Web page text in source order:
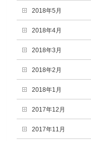
2018年5月
2018年4月
2018年3月
2018年2月
2018年1月
2017年12月
2017年11月